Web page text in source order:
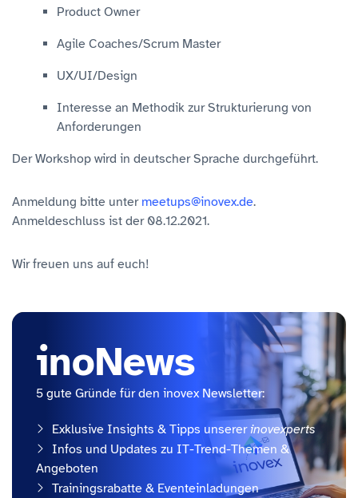
Product Owner
Agile Coaches/Scrum Master
UX/UI/Design
Interesse an Methodik zur Strukturierung von
Anforderungen
Der Workshop wird in deutscher Sprache durchgeführt.
Anmeldung bitte unter meetups@inovex.de.
Anmeldeschluss ist der 08.12.2021.
Wir freuen uns auf euch!
inoNews
5 gute Gründe für den inovex Newsletter:
Exklusive Insights & Tipps unserer inovexperts
Infos und Updates zu IT-Trend-Themen &
Angeboten
Trainingsrabatte & Eventeinladungen